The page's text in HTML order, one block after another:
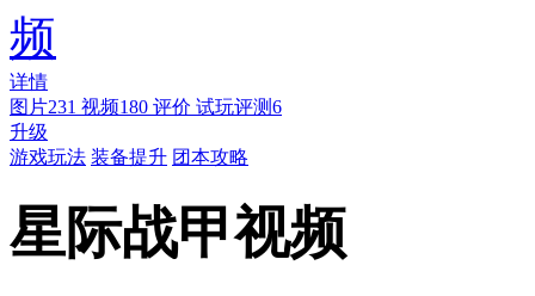
频
详情
图片231 视频180 评价 试玩评测6
升级
游戏玩法 装备提升 团本攻略
星际战甲视频